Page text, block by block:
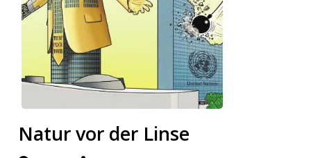
Natur vor der Linse